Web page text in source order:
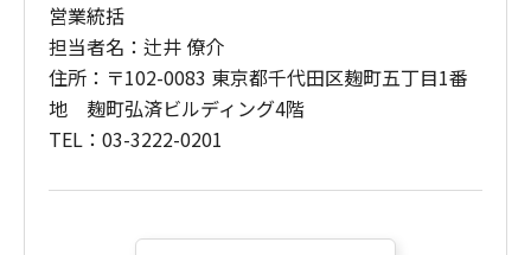
営業統括
担当者名：辻井 僚介
住所：〒102-0083 東京都千代田区麹町五丁目1番
地 麹町弘済ビルディング4階
TEL：03-3222-0201